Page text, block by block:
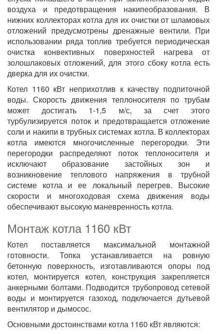
воздуха и предотвращения накипеобразования. В
нижних коллекторах котла для их очистки от шламовых
отложений предусмотрены дренажные вентили. При
использовании ряда топлив требуется периодическая
очистка конвективных поверхностей нагрева от
золошлаковых отложений, для этого сбоку котла есть
дверка для их очистки.
Котел 1160 кВт неприхотлив к качеству подпиточной
воды. Скорость движения теплоносителя по трубам
может достигать 1-1,5 м/с, за счет этого
турбулизируется поток и предотвращается отложение
соли и накипи в трубных системах котла. В коллекторах
котла имеются многочисленные перегородки. Эти
перегородки распределяют поток теплоносителя и
исключают образование застойных зон и
возникновение теплового напряжения в трубной
системе котла и ее локальный перегрев. Высокие
скорости и многоходовая схема движения воды
обеспечивают высокую маневренность котла.
Монтаж котла 1160 кВт
Котел поставляется максимальной монтажной
готовности. Топка устанавливается на ровную
бетонную поверхность, изготавливаются опоры под
котел, монтируется котел, конструкция закрепляется
анкерными болтами. Подводится трубопровод сетевой
воды и монтируется газоход, подключается дутьевой
вентилятор и дымосос.
Основными достоинствами котла 1160 кВт являются: